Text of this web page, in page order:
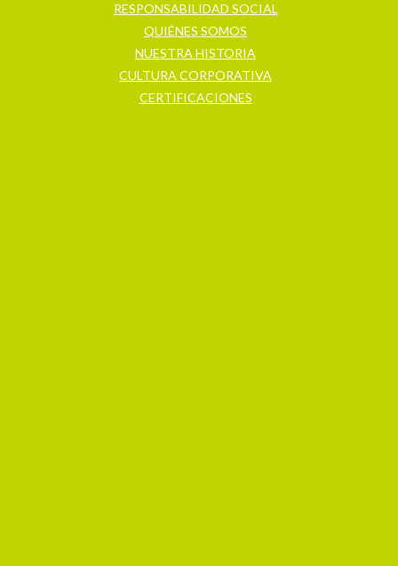
RESPONSABILIDAD SOCIAL
QUIÉNES SOMOS
NUESTRA HISTORIA
CULTURA CORPORATIVA
CERTIFICACIONES